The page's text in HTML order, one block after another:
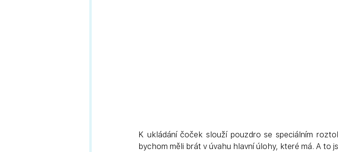
K ukládání čoček slouží pouzdro se speciálním
bychom měli brát v úvahu hlavní úlohy, které má. A to